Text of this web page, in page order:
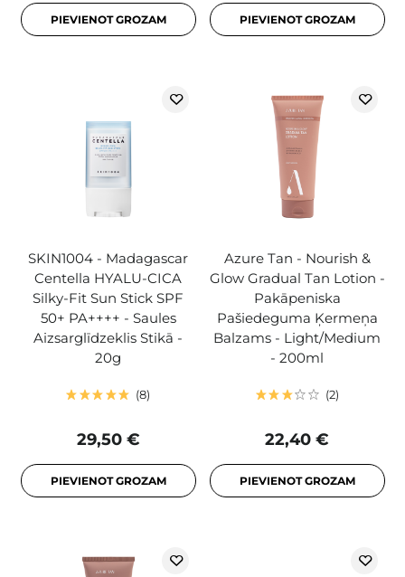
PIEVIENOT GROZAM PIEVIENOT GROZAM
SKIN1004 - Madagascar
Centella HYALU-CICA
Silky-Fit Sun Stick SPF
50+ PA++++ - Saules
Aizsarglīdzeklis Stikā -
20g
8
29,50 €
PIEVIENOT GROZAM
Azure Tan - Nourish &
Glow Gradual Tan Lotion -
Pakāpeniska
Pašiedeguma Ķermeņa
Balzams - Light/Medium
- 200ml
2
22,40 €
PIEVIENOT GROZAM